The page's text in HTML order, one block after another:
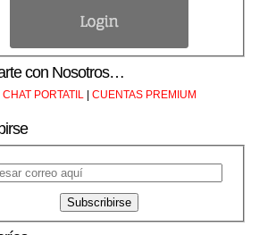
con Nosotros…
CHAT PORTATIL | CUENTAS PREMIUM